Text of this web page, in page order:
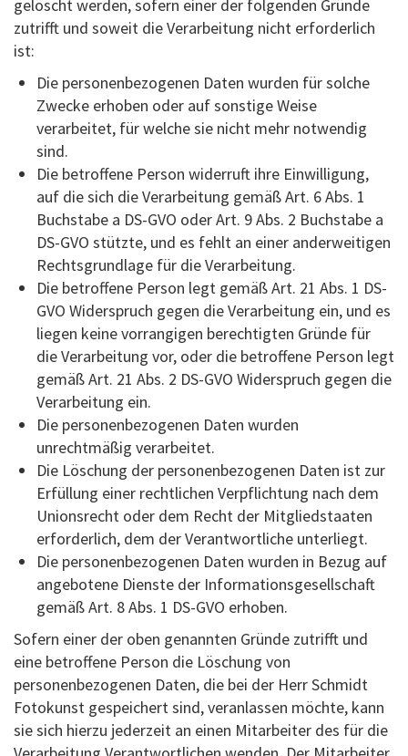
gelöscht werden, sofern einer der folgenden Gründe
zutrifft und soweit die Verarbeitung nicht erforderlich
ist:
Die personenbezogenen Daten wurden für solche
Zwecke erhoben oder auf sonstige Weise
verarbeitet, für welche sie nicht mehr notwendig
sind.
Die betroffene Person widerruft ihre Einwilligung,
auf die sich die Verarbeitung gemäß Art. 6 Abs. 1
Buchstabe a DS-GVO oder Art. 9 Abs. 2 Buchstabe a
DS-GVO stützte, und es fehlt an einer anderweitigen
Rechtsgrundlage für die Verarbeitung.
Die betroffene Person legt gemäß Art. 21 Abs. 1 DS-
GVO Widerspruch gegen die Verarbeitung ein, und es
liegen keine vorrangigen berechtigten Gründe für
die Verarbeitung vor, oder die betroffene Person legt
gemäß Art. 21 Abs. 2 DS-GVO Widerspruch gegen die
Verarbeitung ein.
Die personenbezogenen Daten wurden
unrechtmäßig verarbeitet.
Die Löschung der personenbezogenen Daten ist zur
Erfüllung einer rechtlichen Verpflichtung nach dem
Unionsrecht oder dem Recht der Mitgliedstaaten
erforderlich, dem der Verantwortliche unterliegt.
Die personenbezogenen Daten wurden in Bezug auf
angebotene Dienste der Informationsgesellschaft
gemäß Art. 8 Abs. 1 DS-GVO erhoben.
Sofern einer der oben genannten Gründe zutrifft und
eine betroffene Person die Löschung von
personenbezogenen Daten, die bei der Herr Schmidt
Fotokunst gespeichert sind, veranlassen möchte, kann
sie sich hierzu jederzeit an einen Mitarbeiter des für die